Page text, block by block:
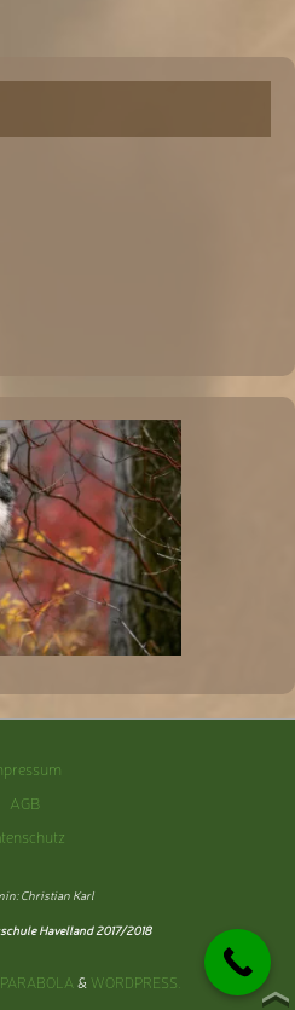
AGB
Christian Karl
Havelland 2017/2018
PARABOLA & WORDPRESS.